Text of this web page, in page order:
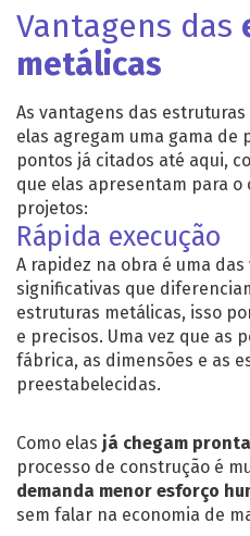
Vantagens das
metálicas
As vantagens das estruturas
elas agregam uma gama de
pontos já citados até aqui,
que elas apresentam para o
projetos:
Rápida execução
A rapidez na obra é uma
significativas que
estruturas metálicas, isso
e precisos. Uma vez que as
fábrica, as dimensões e as
preestabelecidas.
Como elas já chegam
processo de construção é
demanda menor esforço
sem falar na economia de